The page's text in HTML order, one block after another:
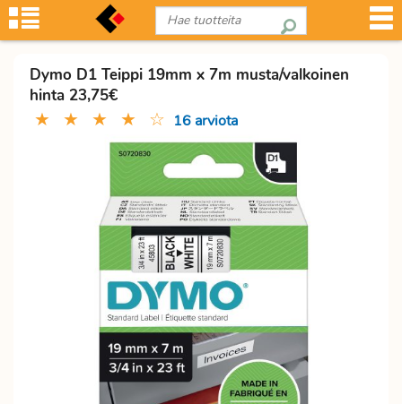
Dymo D1 Teippi 19mm x 7m musta/valkoinen
hinta 23,75€
★ ★ ★ ★ ☆ 16 arviota